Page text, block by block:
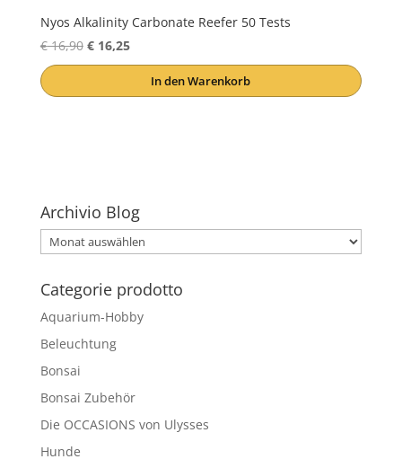
Nyos Alkalinity Carbonate Reefer 50 Tests
€16,90 Ursprünglicher
Preis
€16,25Aktueller
Preis
In den Warenkorb
Archivio Blog
Archivio
Blog
Categorie prodotto
Aquarium-Hobby
Beleuchtung
Bonsai
Bonsai Zubehör
Die OCCASIONS von Ulysses
Hunde